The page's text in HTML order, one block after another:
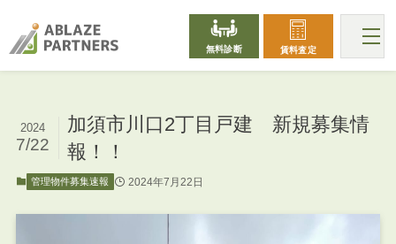
無料診断 賃料査定
加須市川口2丁目戸建 新規募集情
報！！
2024
7/22
管理物件募集速報 2024年7月22日